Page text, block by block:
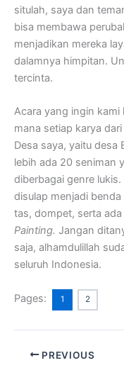
situlah, saya dan
bisa membawa
menjadikan mereka
dalamnya himpitan.
tercinta.
Acara yang ingin
mana setiap karya
Desa saya, yaitu desa
lebih ada 20 seniman
diberbagai genre
disulap menjadi
tas, dompet, serta
Painting. Jangan
saja, alhamdulillah
seluruh Indonesia.
Pages: 1 2
PREVIOUS